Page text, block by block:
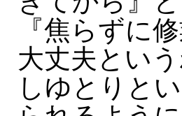
『焦らずに
大丈夫とい
しゆとりと